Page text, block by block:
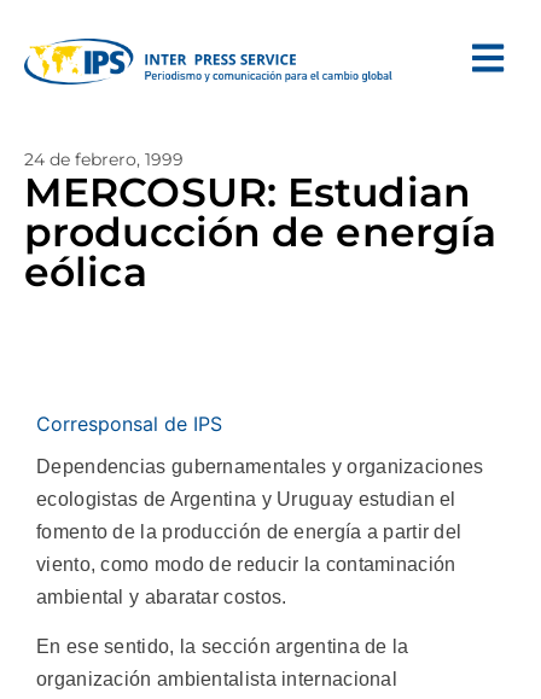
24 de febrero, 1999
MERCOSUR: Estudian
producción de energía
eólica
Corresponsal de IPS
Dependencias gubernamentales y organizaciones
ecologistas de Argentina y Uruguay estudian el
fomento de la producción de energía a partir del
viento, como modo de reducir la contaminación
ambiental y abaratar costos.
En ese sentido, la sección argentina de la
organización ambientalista internacional